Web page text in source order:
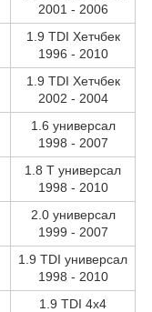
2001 - 2006
1.9 TDI Хетчбек
1996 - 2010
1.9 TDI Хетчбек
2002 - 2004
1.6 универсал
1998 - 2007
1.8 T универсал
1998 - 2010
2.0 универсал
1999 - 2007
1.9 TDI универсал
1998 - 2010
1.9 TDI 4x4